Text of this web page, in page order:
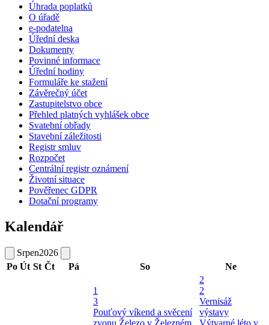
Úhrada poplatků
O úřadě
e-podatelna
Úřední deska
Dokumenty
Povinné informace
Úřední hodiny
Formuláře ke stažení
Závěrečný účet
Zastupitelstvo obce
Přehled platných vyhlášek obce
Svatební obřady
Stavební záležitosti
Registr smluv
Rozpočet
Centrální registr oznámení
Životní situace
Pověřenec GDPR
Dotační programy
Kalendář
Srpen2026
Po Út St Čt Pá So Ne
1
3
Pouťový víkend a svěcení
zvonu Železo v Železném
2
2
Vernisáž
výstavy
Výtvarné léto v